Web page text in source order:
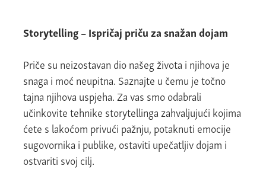
Storytelling – Ispričaj priču za snažan dojam
Priče su neizostavan dio našeg života i njihova je
snaga i moć neupitna. Saznajte u čemu je točno
tajna njihova uspjeha. Za vas smo odabrali
učinkovite tehnike storytellinga zahvaljujući kojima
ćete s lakoćom privući pažnju, potaknuti emocije
sugovornika i publike, ostaviti upečatljiv dojam i
ostvariti svoj cilj.